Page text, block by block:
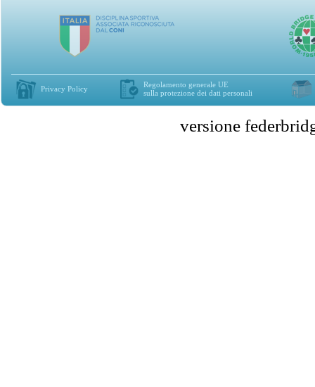
Privacy Policy
Regolamento generale UE
sulla protezione dei dati personali
versione